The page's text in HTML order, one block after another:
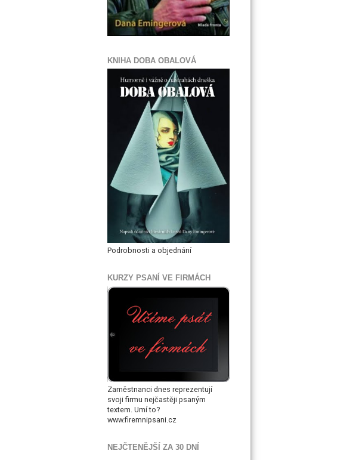
KNIHA DOBA OBALOVÁ
Podrobnosti a objednání
KURZY PSANÍ VE FIRMÁCH
Zaměstnanci dnes reprezentují
svoji firmu nejčastěji psaným
textem. Umí to?
www.firemnipsani.cz
NEJČTENĚJŠÍ ZA 30 DNÍ